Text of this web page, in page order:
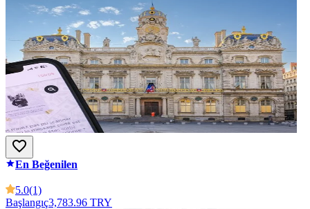
En Beğenilen
5.0(1)
Başlangıç3,783.96 TRY